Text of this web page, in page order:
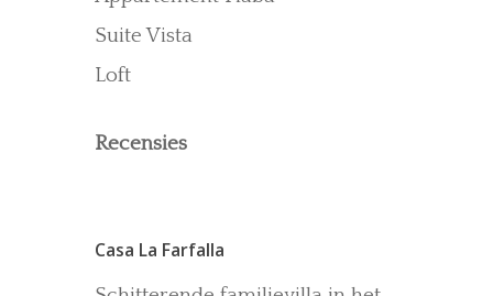
Suite Vista
Loft
Recensies
Casa La Farfalla